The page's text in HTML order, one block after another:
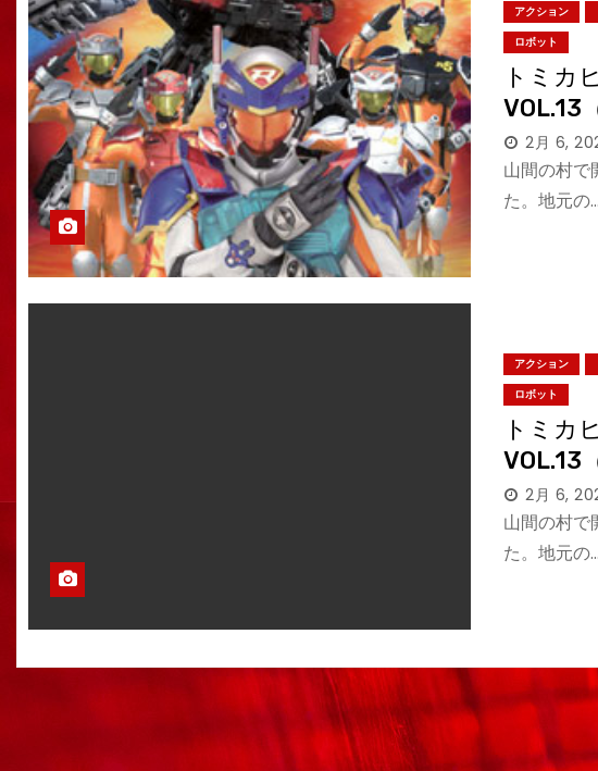
アクション
ロボット
トミカ
VOL.13
2月 6,
山間の村で
た。地元の…
アクション
ロボット
トミカ
VOL.13
2月 6,
山間の村で
た。地元の…